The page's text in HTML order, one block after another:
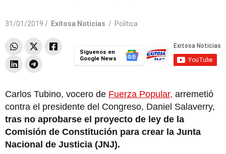
31/01/2019 / Exitosa Noticias / Política
Síguenos en
Google News
Carlos Tubino, vocero de Fuerza Popular, arremetió
contra el presidente del Congreso, Daniel Salaverry,
tras no aprobarse el proyecto de ley de la
Comisión de Constitución para crear la Junta
Nacional de Justicia (JNJ).